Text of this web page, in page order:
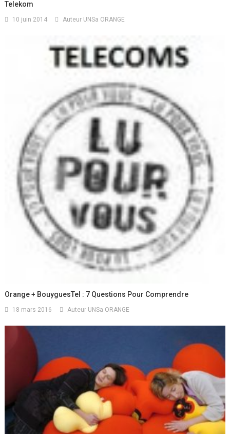
Telekom
10 juin 2014 Auteur UNSa ORANGE
Orange + BouyguesTel : 7 Questions Pour Comprendre
18 mars 2016 Auteur UNSa ORANGE